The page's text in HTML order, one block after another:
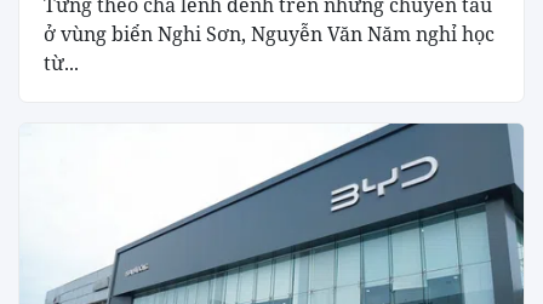
ở vùng biển Nghi Sơn, Nguyễn Văn Năm nghỉ học
từ...